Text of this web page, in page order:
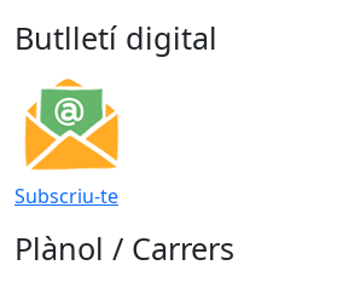
Butlletí digital
Subscriu-te
Plànol / Carrers